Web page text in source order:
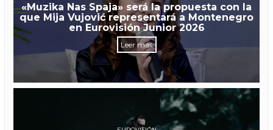
«Muzika Nas Spaja» será la propuesta con la
que Mija Vujović representará a Montenegro
en Eurovisión Junior 2026
Leer más